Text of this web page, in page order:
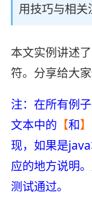
用技巧与相
本文实例讲述
符。分享给大
注：在所有例
文本中的 【和】
现，如果是
应的地方说明
测试通过。